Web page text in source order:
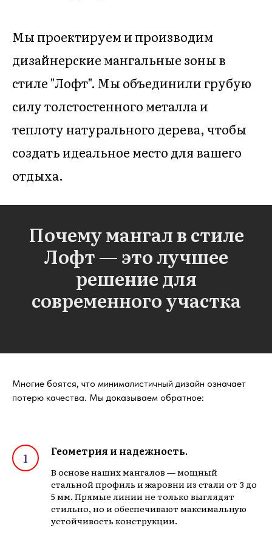
Мы проектируем и производим
дизайнерские мангальные зоны в
стиле "Лофт". Мы объединили грубую
силу толстостенного металла и
теплоту натурального дерева, чтобы
создать идеальное место для вашего
отдыха.
Почему мангал в стиле
Лофт — это лучшее
решение для
современного участка
Многие боятся, что минималистичный дизайн означает
потерю качества. Мы доказываем обратное:
Геометрия и надежность.
В основе наших мангалов — мощный
стальной профиль и жаровни из стали от 3 до
5 мм. Прямые линии не только выглядят
стильно, но и обеспечивают максимальную
устойчивость конструкции.